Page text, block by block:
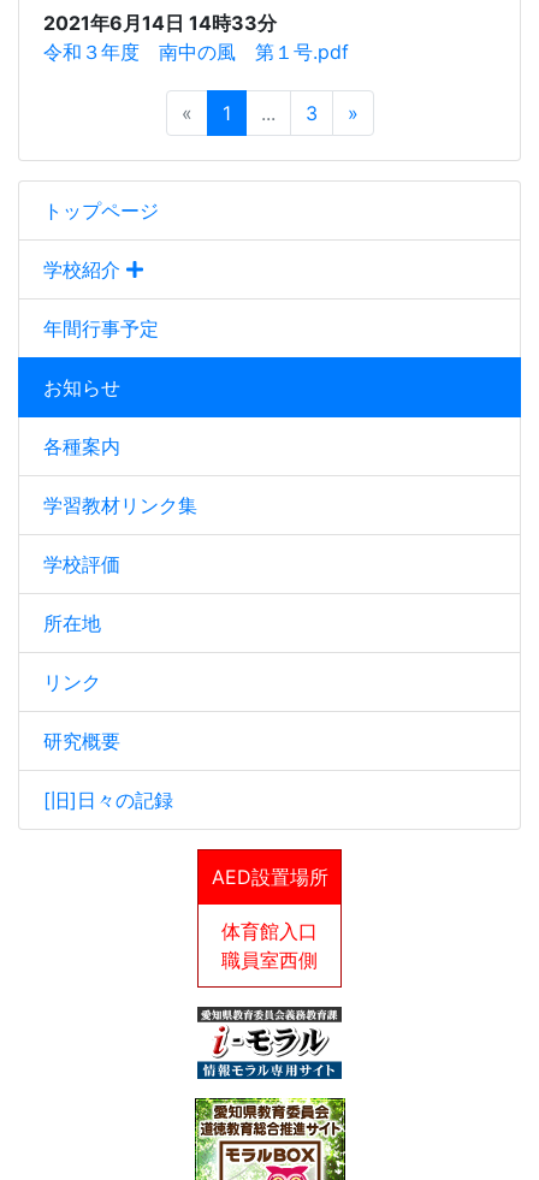
トップページ
学校紹介
年間行事予定
お知らせ
各種案内
学習教材リンク集
学校評価
所在地
リンク
研究概要
[旧]日々の記録
AED設置場所
体育館入口
職員室西側
2021年6月14日 14時33分
令和３年度 南中の風 第１号.pdf
« 1 ... 3 »